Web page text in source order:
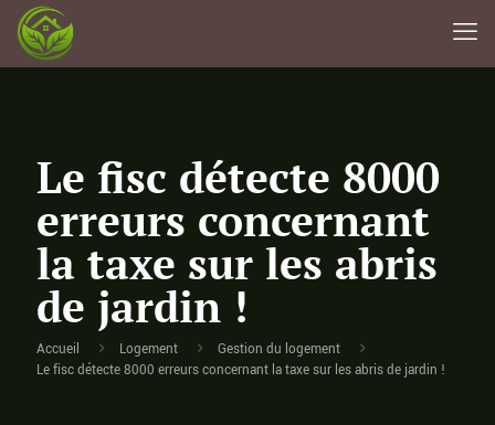
Le fisc détecte 8000
erreurs concernant
la taxe sur les abris
de jardin !
Accueil Logement
Gestion du logement
Le fisc détecte 8000 erreurs concernant la taxe sur les abris de jardin !